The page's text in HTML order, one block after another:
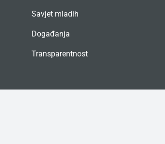
Savjet mladih
Događanja
Transparentnost